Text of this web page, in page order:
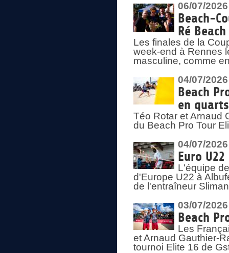
06/07/2026
Beach-
Ré
Les finales de la
week-end à Rennes
masculine, comme
04/07/2026
Beach
en quarts
Téo Rotar et Arnaud
du Beach Pro Tour
04/07/2026
Euro
L'équipe
d'Europe U22 à
de l'entraîneur
03/07/2026
Beach
Les
et Arnaud Gauthier-
tournoi Elite 16 de